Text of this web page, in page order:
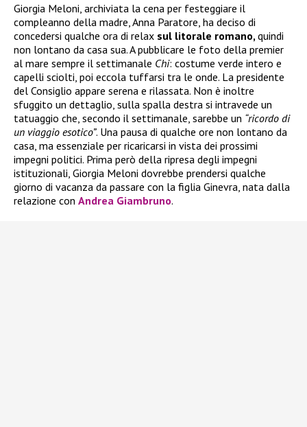
Giorgia Meloni, archiviata la cena per festeggiare il
compleanno della madre, Anna Paratore, ha deciso di
concedersi qualche ora di relax sul litorale romano, quindi
non lontano da casa sua. A pubblicare le foto della premier
al mare sempre il settimanale Chi: costume verde intero e
capelli sciolti, poi eccola tuffarsi tra le onde. La presidente
del Consiglio appare serena e rilassata. Non è inoltre
sfuggito un dettaglio, sulla spalla destra si intravede un
tatuaggio che, secondo il settimanale, sarebbe un “ricordo di
un viaggio esotico”. Una pausa di qualche ore non lontano da
casa, ma essenziale per ricaricarsi in vista dei prossimi
impegni politici. Prima però della ripresa degli impegni
istituzionali, Giorgia Meloni dovrebbe prendersi qualche
giorno di vacanza da passare con la figlia Ginevra, nata dalla
relazione con Andrea Giambruno.